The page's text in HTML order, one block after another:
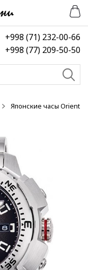
+998 (71) 232-00-66
+998 (77) 209-50-50
Японские часы Orient